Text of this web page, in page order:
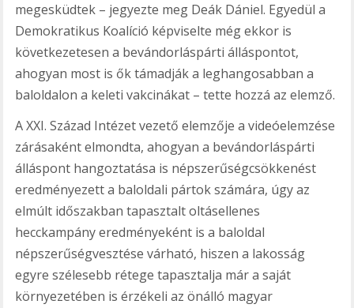
megesküdtek – jegyezte meg Deák Dániel. Egyedül a
Demokratikus Koalíció képviselte még ekkor is
következetesen a bevándorláspárti álláspontot,
ahogyan most is ők támadják a leghangosabban a
baloldalon a keleti vakcinákat – tette hozzá az elemző.
A XXI. Század Intézet vezető elemzője a videóelemzése
zárásaként elmondta, ahogyan a bevándorláspárti
álláspont hangoztatása is népszerűségcsökkenést
eredményezett a baloldali pártok számára, úgy az
elmúlt időszakban tapasztalt oltásellenes
hecckampány eredményeként is a baloldal
népszerűségvesztése várható, hiszen a lakosság
egyre szélesebb rétege tapasztalja már a saját
környezetében is érzékeli az önálló magyar